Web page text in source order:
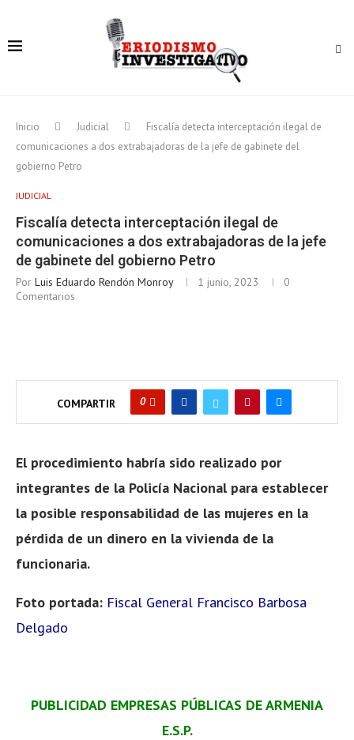
Inicio Judicial
Fiscalía detecta interceptación ilegal de
comunicaciones a dos extrabajadoras de la jefe de gabinete del
gobierno Petro
JUDICIAL
Fiscalía detecta interceptación ilegal de
comunicaciones a dos extrabajadoras de la jefe
de gabinete del gobierno Petro
Por Luis Eduardo Rendón Monroy 1 junio, 2023
0
Comentarios
COMPARTIR 0
El procedimiento habría sido realizado por
integrantes de la Policía Nacional para establecer
la posible responsabilidad de las mujeres en la
pérdida de un dinero en la vivienda de la
funcionaria.
Foto portada: Fiscal General Francisco Barbosa
Delgado
PUBLICIDAD EMPRESAS PÚBLICAS DE ARMENIA
E.S.P.